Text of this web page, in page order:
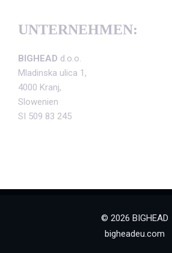
UNTERNEHMEN:
BIGHEAD d.o.o.
Mladinska ulica 1,
4000 Kranj,
Slowenien
SI 509 83 245
© 2026 BIGHEAD
bigheadeu.com